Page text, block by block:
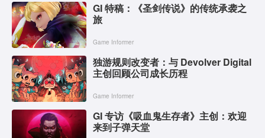
GI 特稿：《圣剑传说》的传统承袭之
旅
Game Informer
独游规则改变者：与 Devolver Digital
主创回顾公司成长历程
Game Informer
GI 专访《吸血鬼生存者》主创：欢迎
来到子弹天堂